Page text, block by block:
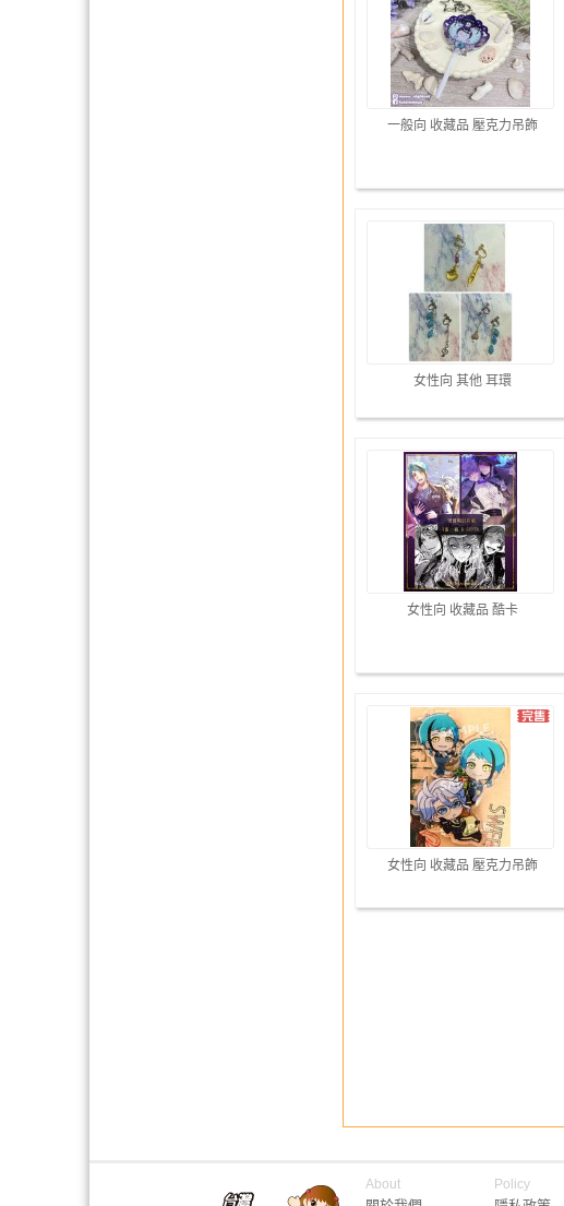
一般向 收藏品 壓克力吊飾
女性向 其他 耳環
女性向 收藏品 酷卡
女性向 收藏品 壓克力吊飾
About Policy